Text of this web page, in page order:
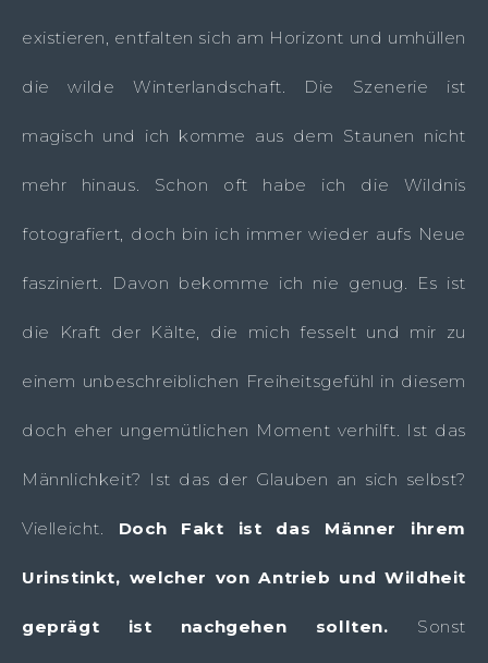
existieren, entfalten sich am Horizont und umhüllen
die wilde Winterlandschaft. Die Szenerie ist
magisch und ich komme aus dem Staunen nicht
mehr hinaus. Schon oft habe ich die Wildnis
fotografiert, doch bin ich immer wieder aufs Neue
fasziniert. Davon bekomme ich nie genug. Es ist
die Kraft der Kälte, die mich fesselt und mir zu
einem unbeschreiblichen Freiheitsgefühl in diesem
doch eher ungemütlichen Moment verhilft. Ist das
Männlichkeit? Ist das der Glauben an sich selbst?
Vielleicht. Doch Fakt ist das Männer ihrem
Urinstinkt, welcher von Antrieb und Wildheit
geprägt ist nachgehen sollten. Sonst